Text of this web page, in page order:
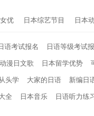
优 日本综艺节目 日本
语考试报名 日语等级考试
漫日文歌 日本留学优势
头学 大家的日语 新编日
全 日本音乐 日语听力练